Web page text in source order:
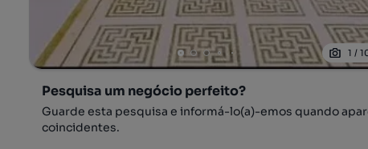
1 /
Pesquisa um negócio perfeito?
Guarde esta pesquisa e informá-lo(a)-emos quando
coincidentes.